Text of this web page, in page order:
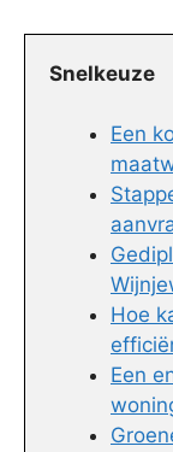
Snelkeuze
Een
Hoe
Een